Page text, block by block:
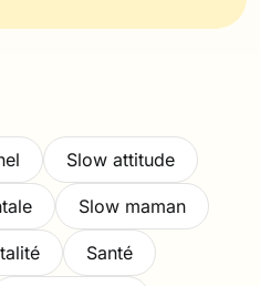
Slow attitude
Slow maman
Santé